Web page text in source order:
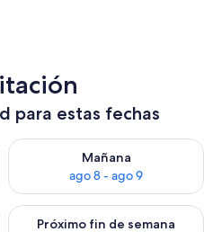
para estas fechas
ago 7 - ago 8
Mañana
ago 8 - ago 9
Consulta la disponibilidad
fin de semana ago 7 -
Próximo fin de semana
Consulta la disponibilidad